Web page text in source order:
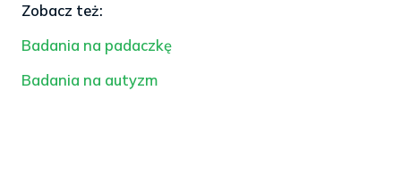
Zobacz też:
Badania na padaczkę
Badania na autyzm